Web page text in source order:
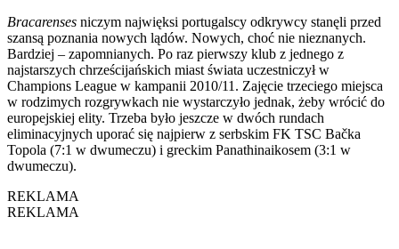
Bracarenses niczym najwięksi portugalscy odkrywcy stanęli przed
szansą poznania nowych lądów. Nowych, choć nie nieznanych.
Bardziej – zapomnianych. Po raz pierwszy klub z jednego z
najstarszych chrześcijańskich miast świata uczestniczył w
Champions League w kampanii 2010/11. Zajęcie trzeciego miejsca
w rodzimych rozgrywkach nie wystarczyło jednak, żeby wrócić do
europejskiej elity. Trzeba było jeszcze w dwóch rundach
eliminacyjnych uporać się najpierw z serbskim FK TSC Bačka
Topola (7:1 w dwumeczu) i greckim Panathinaikosem (3:1 w
dwumeczu).
REKLAMA
REKLAMA